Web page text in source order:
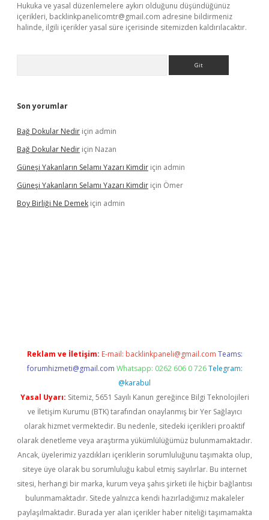
Hukuka ve yasal düzenlemelere aykırı olduğunu düşündüğünüz
içerikleri, backlinkpanelicomtr@gmail.com adresine bildirmeniz
halinde, ilgili içerikler yasal süre içerisinde sitemizden kaldırılacaktır.
Son yorumlar
Bağ Dokular Nedir için admin
Bağ Dokular Nedir için Nazan
Güneşi Yakanların Selamı Yazarı Kimdir için admin
Güneşi Yakanların Selamı Yazarı Kimdir için Ömer
Boy Birliği Ne Demek için admin
Reklam ve İletişim: E-mail: backlinkpaneli@gmail.com Teams:
forumhizmeti@gmail.com Whatsapp: 0262 606 0 726 Telegram:
@karabul
Yasal Uyarı: Sitemiz, 5651 Sayılı Kanun gereğince Bilgi Teknolojileri
ve İletişim Kurumu (BTK) tarafından onaylanmış bir Yer Sağlayıcı
olarak hizmet vermektedir. Bu nedenle, sitedeki içerikleri proaktif
olarak denetleme veya araştırma yükümlülüğümüz bulunmamaktadır.
Ancak, üyelerimiz yazdıkları içeriklerin sorumluluğunu taşımakta olup,
siteye üye olarak bu sorumluluğu kabul etmiş sayılırlar. Bu internet
sitesi, herhangi bir marka, kurum veya şahıs şirketi ile hiçbir bağlantısı
bulunmamaktadır. Sitede yalnızca kendi hazırladığımız makaleler
paylaşılmaktadır. Burada yer alan içerikler haber niteliği taşımamakta